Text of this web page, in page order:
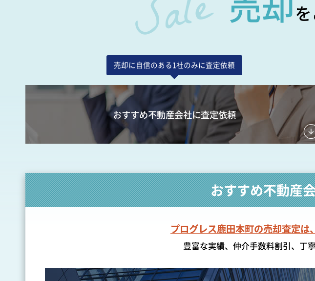
売却に自信のある1社のみに査定依頼
おすすめ不動産会社に査定依頼
おすすめ不動産
プログレス鹿田本町の売却査定は
豊富な実績、仲介手数料割引、丁